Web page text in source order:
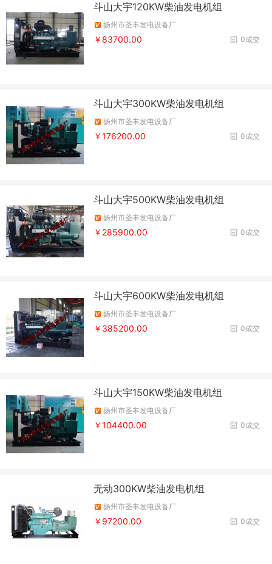
斗山大宇120KW柴油发电机组
扬州市圣丰发电设备厂
0成交
￥83700.00
斗山大宇300KW柴油发电机组
扬州市圣丰发电设备厂
0成交
￥176200.00
斗山大宇500KW柴油发电机组
扬州市圣丰发电设备厂
0成交
￥285900.00
斗山大宇600KW柴油发电机组
扬州市圣丰发电设备厂
0成交
￥385200.00
斗山大宇150KW柴油发电机组
扬州市圣丰发电设备厂
0成交
￥104400.00
无动300KW柴油发电机组
扬州市圣丰发电设备厂
0成交
￥97200.00